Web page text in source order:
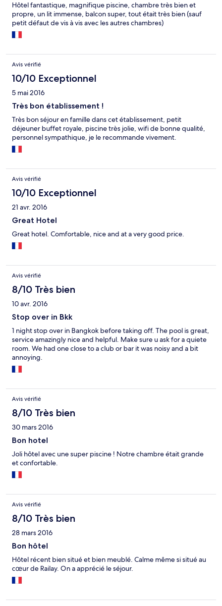
Hôtel fantastique, magnifique piscine, chambre très bien et
propre, un lit immense, balcon super, tout était très bien (sauf
petit défaut de vis à vis avec les autres chambres)
Avis vérifié
10/10 Exceptionnel
5 mai 2016
Très bon établissement !
Très bon séjour en famille dans cet établissement, petit
déjeuner buffet royale, piscine très jolie, wifi de bonne qualité,
personnel sympathique, je le recommande vivement.
Avis vérifié
10/10 Exceptionnel
21 avr. 2016
Great Hotel
Great hotel. Comfortable, nice and at a very good price.
Avis vérifié
8/10 Très bien
10 avr. 2016
Stop over in Bkk
1 night stop over in Bangkok before taking off. The pool is great,
service amazingly nice and helpful. Make sure u ask for a quiete
room. We had one close to a club or bar it was noisy and a bit
annoying.
Avis vérifié
8/10 Très bien
30 mars 2016
Bon hotel
Joli hôtel avec une super piscine ! Notre chambre était grande
et confortable.
Avis vérifié
8/10 Très bien
28 mars 2016
Bon hôtel
Hôtel récent bien situé et bien meublé. Calme même si situé au
cœur de Railay. On a apprécié le séjour.